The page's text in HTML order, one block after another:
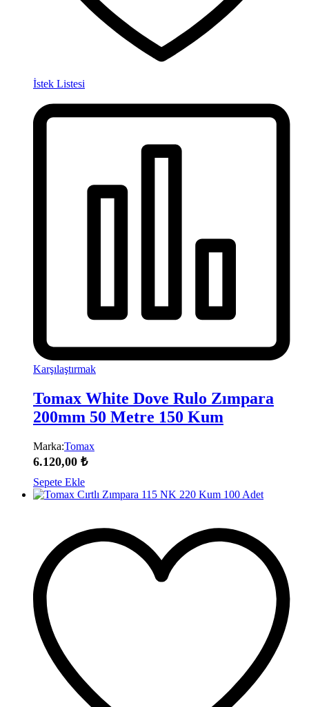
İstek Listesi
Karşılaştırmak
Tomax White Dove Rulo Zımpara
200mm 50 Metre 150 Kum
Marka:Tomax
6.120,00 ₺
Sepete Ekle